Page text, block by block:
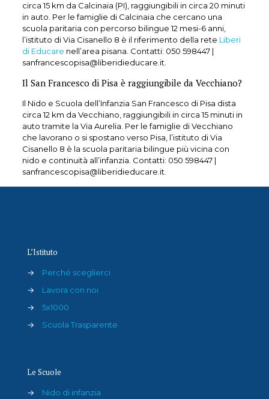
circa 15 km da Calcinaia (PI), raggiungibili in circa 20 minuti
in auto. Per le famiglie di Calcinaia che cercano una
scuola paritaria con percorso bilingue 12 mesi-6 anni,
l’istituto di Via Cisanello 8 è il riferimento della rete Liberi
di Educare nell’area pisana. Contatti: 050 598447|
sanfrancescopisa@liberidieducare.it.
Il San Francesco di Pisa è raggiungibile da Vecchiano?
Il Nido e Scuola dell’Infanzia San Francesco di Pisa dista
circa 12 km da Vecchiano, raggiungibili in circa 15 minuti in
auto tramite la Via Aurelia. Per le famiglie di Vecchiano
che lavorano o si spostano verso Pisa, l’istituto di Via
Cisanello 8 è la scuola paritaria bilingue più vicina con
nido e continuità all’infanzia. Contatti: 050 598447|
sanfrancescopisa@liberidieducare.it.
L’Istituto
→
Perché sceglierci
→
Lavora con noi
→
5x1000
→
Scuola Trasparente
Le Scuole
→
Nido di infanzia